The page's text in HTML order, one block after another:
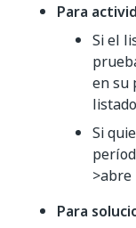
Para
Si el
en su
Si
>abre
Para